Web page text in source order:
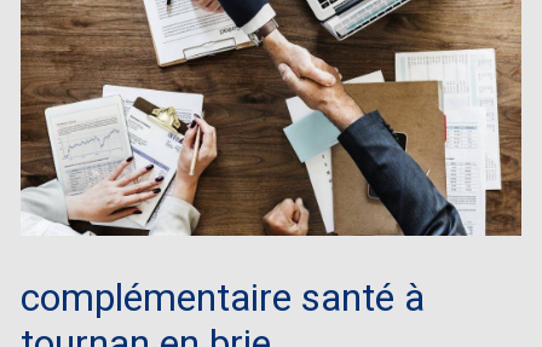
complémentaire santé à